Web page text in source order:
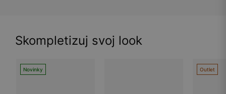
Skompletizuj svoj look
Novinky Outlet